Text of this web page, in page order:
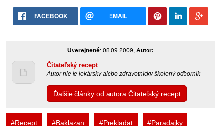
FACEBOOK EMAIL
Uverejnené: 08.09.2009, Autor:
Čitateľský recept
Autor nie je lekársky alebo zdravotnícky školený odborník
Ďalšie články od autora Čitateľský recept
#Recept #Baklazan #Prekladat #Paradajky